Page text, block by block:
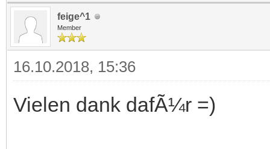
feige^1
Member
16.10.2018, 15:36
Vielen dank dafÃ¼r =)